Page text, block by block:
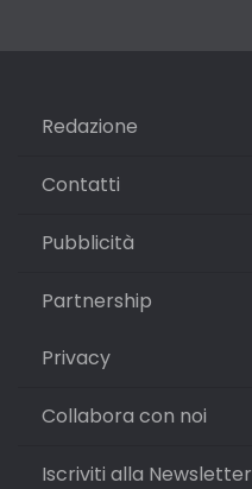
Redazione
Contatti
Pubblicità
Partnership
Privacy
Collabora con noi
Iscriviti alla Newsletter